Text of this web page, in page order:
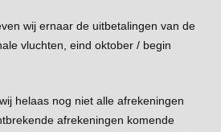
wij ernaar de uitbetalingen van de
vluchten, eind oktober / begin
helaas nog niet alle afrekeningen
afrekeningen komende